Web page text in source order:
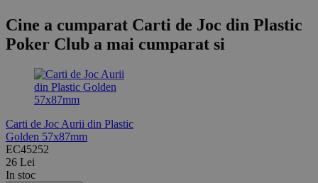
Cine a cumparat Carti de Joc din Plastic
Poker Club a mai cumparat si
Carti de Joc Aurii din Plastic
Golden 57x87mm
EC45252
26 Lei
In stoc